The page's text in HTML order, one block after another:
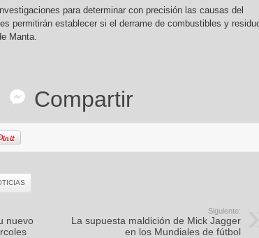
para determinar con precisión las causas del
permitirán establecer si el derrame de combustibles y
Manta.
SkypeMessenger
Compartir
nuevo
Siguiente:
La supuesta maldición de Mick Jagger
en los Mundiales de fútbol